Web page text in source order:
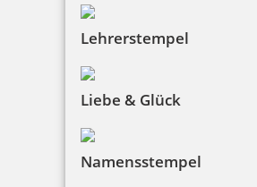
Lehrerstempel
Liebe & Glück
Namensstempel